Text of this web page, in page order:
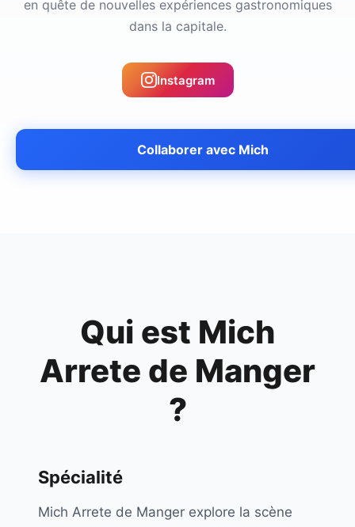
en quête de nouvelles expériences gastronomiques
dans la capitale.
Instagram
Collaborer avec Mich
Qui est Mich
Arrete de Manger
?
Spécialité
Mich Arrete de Manger explore la scène